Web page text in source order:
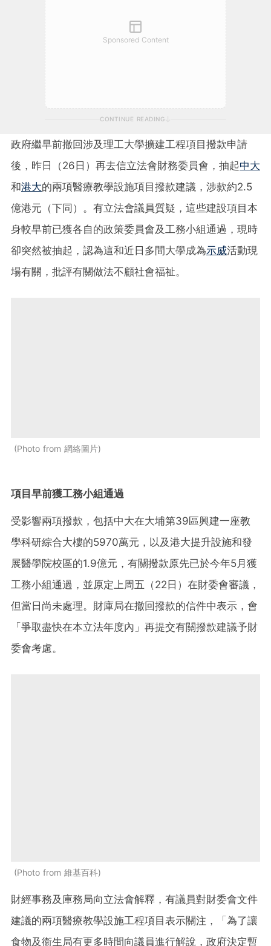
Sponsored Content
CONTINUE READING
政府繼早前撤回涉及理工大學擴建工程項目撥款申請
後，昨日（26日）再去信立法會財務委員會，抽起中大
和港大的兩項醫療教學設施項目撥款建議，涉款約2.5
億港元（下同）。有立法會議員質疑，這些建設項目本
身較早前已獲各自的政策委員會及工務小組通過，現時
卻突然被抽起，認為這和近日多間大學成為示威活動現
場有關，批評有關做法不顧社會福祉。
Photo from 網絡圖片
項目早前獲工務小組通過
受影響兩項撥款，包括中大在大埔第39區興建一座教
學科研綜合大樓的5970萬元，以及港大提升設施和發
展醫學院校區的1.9億元，有關撥款原先已於今年5月獲
工務小組通過，並原定上周五（22日）在財委會審議，
但當日尚未處理。財庫局在撤回撥款的信件中表示，會
「爭取盡快在本立法年度內」再提交有關撥款建議予財
委會考慮。
Photo from 維基百科
財經事務及庫務局向立法會解釋，有議員對財委會文件
建議的兩項醫療教學設施工程項目表示關注，「為了讓
食物及衞生局有更多時間向議員進行解說，政府決定暫